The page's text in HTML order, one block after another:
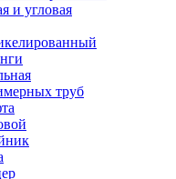
и угловая
труб